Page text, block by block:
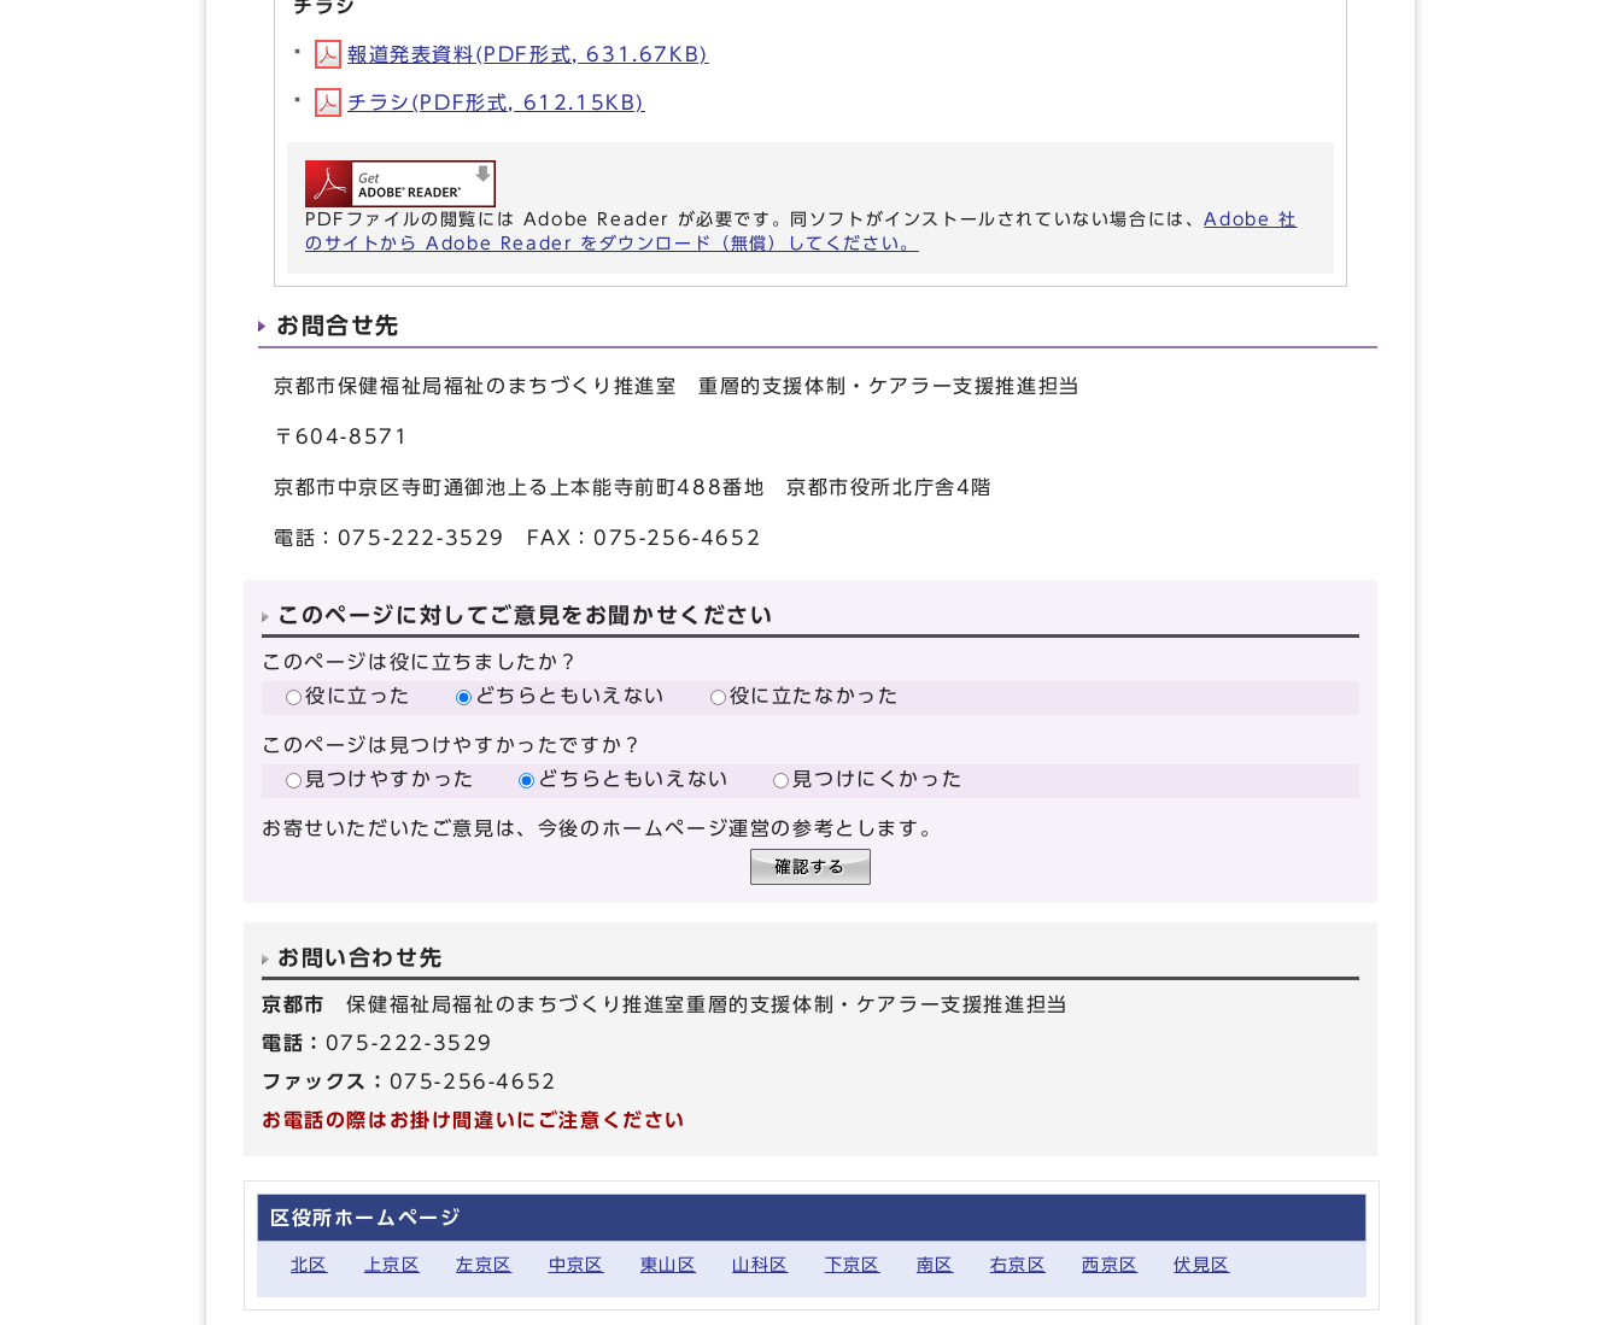
チラシ
報道発表資料(PDF形式, 631.67KB)
チラシ(PDF形式, 612.15KB)
PDFファイルの閲覧には Adobe Reader が必要です。同ソフトがインストールされていない場合には、Adobe 社
のサイトから Adobe Reader をダウンロード（無償）してください。
お問合せ先
京都市保健福祉局福祉のまちづくり推進室 重層的支援体制・ケアラー支援推進担当
〒604-8571
京都市中京区寺町通御池上る上本能寺前町488番地 京都市役所北庁舎4階
電話：075-222-3529 FAX：075-256-4652
このページに対してご意見をお聞かせください
このページは役に立ちましたか？
役に立った
どちらともいえない 役に立たなかった
このページは見つけやすかったですか？
見つけやすかった
どちらともいえない 見つけにくかった
お寄せいただいたご意見は、今後のホームページ運営の参考とします。
お問い合わせ先
京都市保健福祉局福祉のまちづくり推進室重層的支援体制・ケアラー支援推進担当
電話： 075-222-3529
ファックス： 075-256-4652
お電話の際はお掛け間違いにご注意ください
区役所ホームページ
北区 上京区 左京区 中京区 東山区 山科区 下京区 南区 右京区 西京区 伏見区